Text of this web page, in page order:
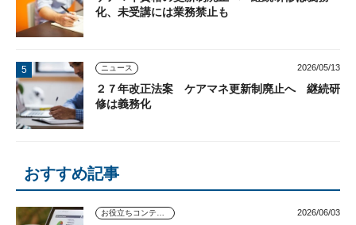
化、未受講には業務禁止も
ニュース 2026/05/13
２７年改正法案 ケアマネ更新制廃止へ 継続研
修は義務化
おすすめ記事
お役立ちコンテンツ 2026/06/03